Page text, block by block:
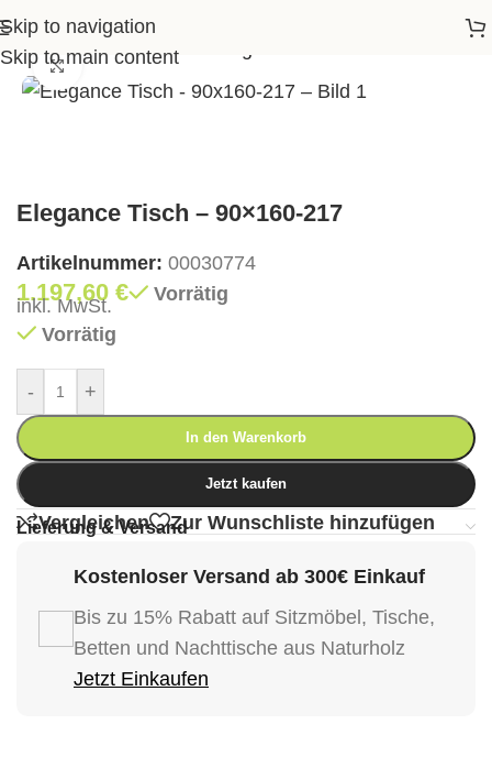
Skip to navigation
Skip to main content
>Gartentische
Klick zum Vergrößern
Elegance Tisch – 90×160-217
Artikelnummer: 00030774
1.197,60 € Vorrätig
inkl. MwSt.
Vorrätig
- +
In den Warenkorb
Jetzt kaufen
Vergleichen Zur Wunschliste hinzufügen
Lieferung & Versand
Kostenloser Versand ab 300€ Einkauf
Bis zu 15% Rabatt auf Sitzmöbel, Tische,
Betten und Nachttische aus Naturholz
Jetzt Einkaufen